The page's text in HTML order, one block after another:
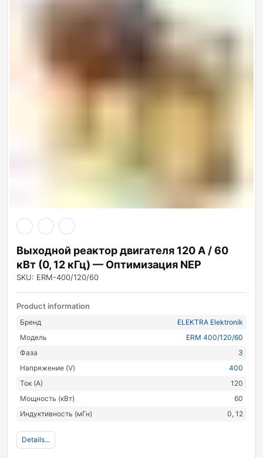
Выходной реактор двигателя 120 А / 60
кВт (0, 12 кГц) — Оптимизация NEP
SKU: ERM-400/120/60
Product information
Бренд
ELEKTRA Elektronik
Модель
ERM 400/120/60
Фаза
3
Напряжение (V)
400
Ток (А)
120
Мощность (кВт)
60
Индуктивность (мГн)
0, 12
Details...